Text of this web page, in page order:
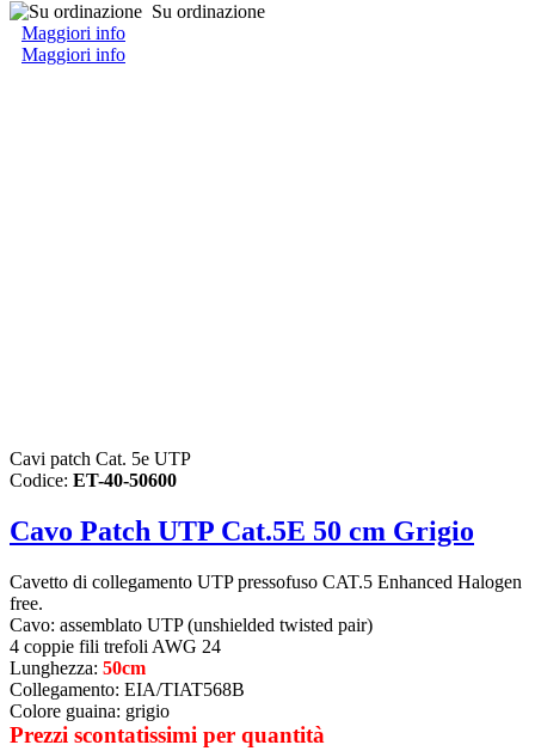
Su ordinazione
Maggiori info
Maggiori info
Cavi patch Cat. 5e UTP
Codice: ET-40-50600
Cavo Patch UTP Cat.5E 50 cm Grigio
Cavetto di collegamento UTP pressofuso CAT.5 Enhanced Halogen
free.
Cavo: assemblato UTP (unshielded twisted pair)
4 coppie fili trefoli AWG 24
Lunghezza: 50cm
Collegamento: EIA/TIAT568B
Colore guaina: grigio
Prezzi scontatissimi per quantità